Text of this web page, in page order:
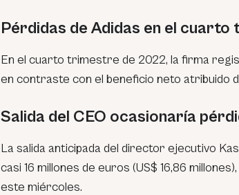
Pérdidas de Adidas en el
En el cuarto trimestre de 2022, la firma
en contraste con el beneficio neto atribuido
Salida del CEO ocasionaría
La salida anticipada del director ejecutivo
casi 16 millones de euros (US$ 16,86
este miércoles.